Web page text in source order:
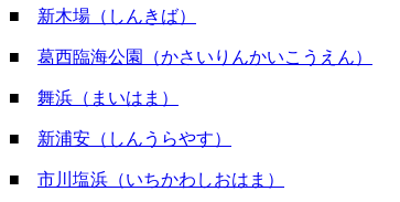
■ 新木場（しんきば）
■ 葛西臨海公園（かさいりんかいこうえん）
■ 舞浜（まいはま）
■ 新浦安（しんうらやす）
■ 市川塩浜（いちかわしおはま）